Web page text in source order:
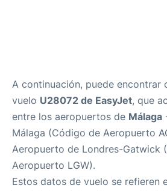
A continuación, puede encontrar
vuelo U28072 de EasyJet, que
entre los aeropuertos de Málaga
Málaga (Código de Aeropuerto
Aeropuerto de Londres-Gatwick
Aeropuerto LGW).
Estos datos de vuelo se refieren